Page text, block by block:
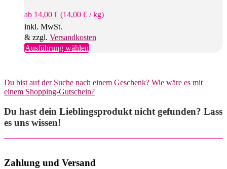
ab 14,00 € (14,00 € /kg)
inkl. MwSt.
& zzgl. Versandkosten
Ausführung wählenDieses
Varianten
auf.
Optionen
der
gewählt
werden
Du bist auf der Suche nach einem Geschenk? Wie wäre es mit
einem Shopping-Gutschein?
Du hast dein Lieblingsprodukt nicht gefunden? Lass
es uns wissen!
Zahlung und Versand